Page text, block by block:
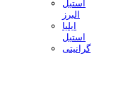
استیل
البرز
ایلیا
استیل
گرانیتی